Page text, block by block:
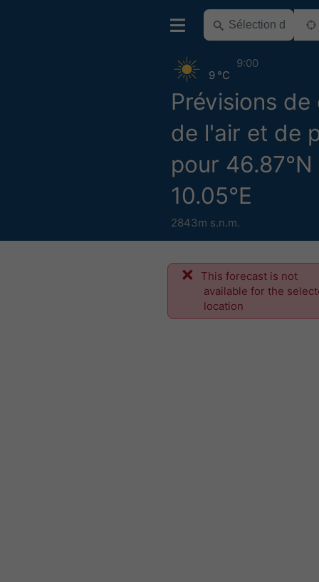
Prévisions de
de l'air et de
pour 46.87°N
10.05°E
2843m s.n.m.
9 °C
9:00
This forecast is not
available for the
location